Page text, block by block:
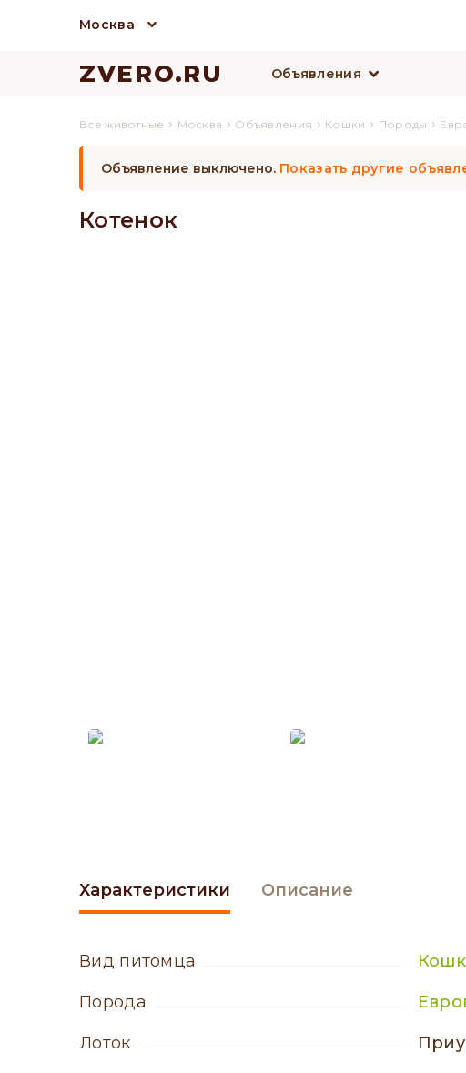
Москва
ZVERO.RU Объявления
Все животные › Москва › Объявления › Кошки › Породы ›
Объявление выключено. Показать другие
Котенок
Характеристики
вид питомца
порода
лоток
Описание